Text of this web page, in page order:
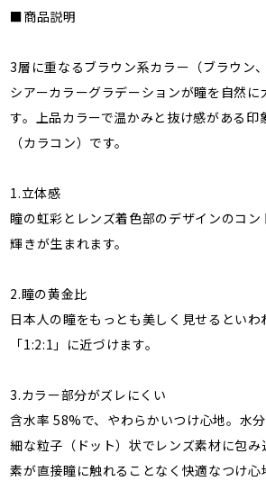
■商品説明
3層に重なるブラウン系カラー（ブラウン
シアーカラーグラデーションが瞳を自然に
す。上品カラーで温かみと抜け感がある印
（カラコン）です。
1.立体感
瞳の虹彩とレンズ着色部のデザインのコン
輝きが生まれます。
2.瞳の黄金比
日本人の瞳をもっとも美しく見せるとい
「1:2:1」に近づけます。
3.カラー部分がズレにくい
含水率 58%で、やわらかいつけ心地。水
細な粒子（ドット）状でレンズ素材に包
素が直接瞳に触れることなく快適なつけ心